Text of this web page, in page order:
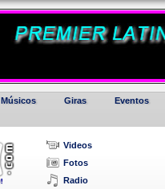
Músicos Giras Eventos
Videos
Fotos
Radio